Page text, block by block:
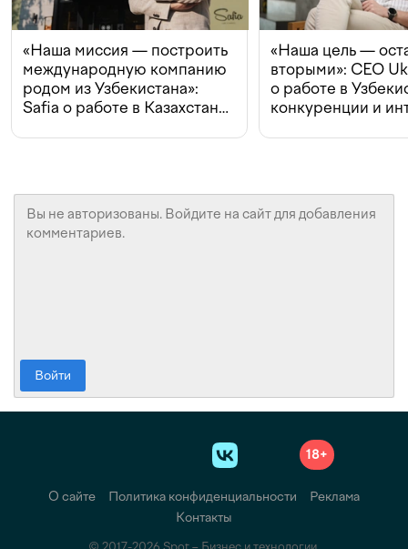
«Наша миссия — построить
международную компанию
родом из Узбекистана»:
Safia о работе в Казахстане,
«Наша цель —
вторыми»: CEO
о работе в
конкуренции и
Войти
18+
О сайте Политика конфиденциальности
Реклама
Контакты